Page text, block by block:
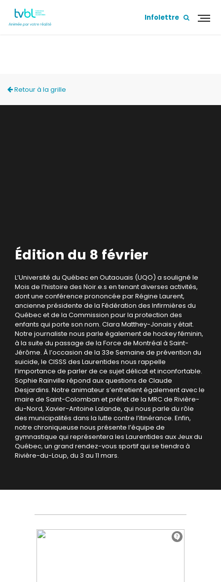
Infolettre
Retour à la grille
Édition du 8 février
L’Université du Québec en Outaouais (UQO) a souligné le
Mois de l’histoire des Noir.e.s en tenant diverses activités,
dont une conférence prononcée par Régine Laurent,
ancienne présidente de la Fédération des Infirmières du
Québec et de la Commission pour la protection des
enfants qui porte son nom. Clara Matthey-Jonais y était.
Notre journaliste nous parle également de hockey féminin,
à la suite du passage de la Force de Montréal à Saint-
Jérôme. À l’occasion de la 33e Semaine de prévention du
suicide, le CISSS des Laurentides nous rappelle
l’importance de parler de ce sujet délicat et inconfortable.
Sophie Rainville répond aux questions de Claude
Desjardins. Notre animateur s’entretient également avec le
maire de Saint-Colomban et préfet de la MRC de Rivière-
du-Nord, Xavier-Antoine Lalande, qui nous parle du rôle
des municipalités dans la lutte contre l’itinérance. Enfin,
notre chroniqueuse nous présente l’équipe de
gymnastique qui représentera les Laurentides aux Jeux du
Québec, un grand rendez-vous sportif qui se tiendra à
Rivière-du-Loup, du 3 au 11 mars.